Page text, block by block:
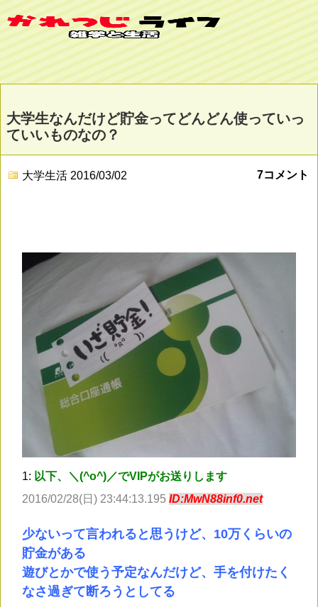
大学生なんだけど貯金ってどんどん使っていっ
ていいものなの？
大学生活 2016/03/02 7コメント
1: 以下、＼(^o^)／でVIPがお送りします
2016/02/28(日) 23:44:13.195 ID:MwN88inf0.net
少ないって言われると思うけど、10万くらいの
貯金がある
遊びとかで使う予定なんだけど、手を付けたく
なさ過ぎて断ろうとしてる